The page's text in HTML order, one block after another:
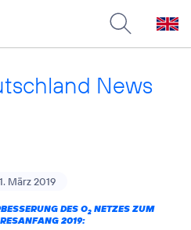
News
März 2019
DES O2NETZES ZUM
2019: